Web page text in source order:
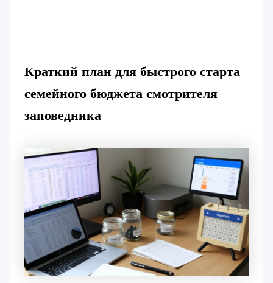
Краткий план для быстрого старта
семейного бюджета смотрителя
заповедника